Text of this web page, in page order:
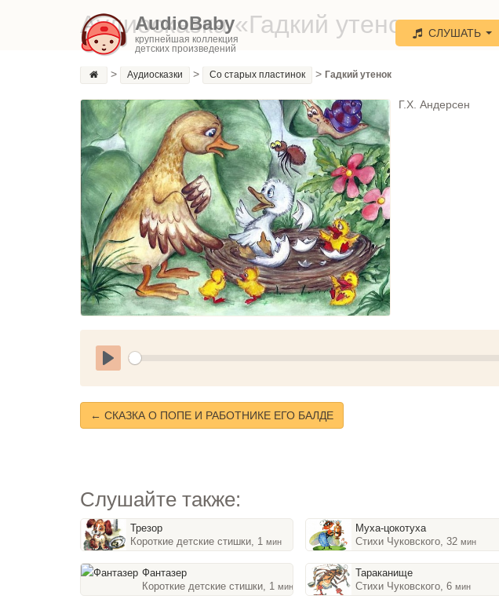
AudioBaby
крупнейшая коллекция
детских произведений
СЛУШАТЬ
Аудиосказка «Гадкий утенок»
> Аудиосказки > Со старых пластинок > Гадкий утенок
Г.Х. Андерсен
Play
← СКАЗКА О ПОПЕ И РАБОТНИКЕ ЕГО БАЛДЕ
Слушайте также:
Трезор
Короткие детские стишки, 1 мин
Фантазер
Короткие детские стишки, 1 мин
Муха-цокотуха
Стихи Чуковского, 32 мин
Тараканище
Стихи Чуковского, 6 мин